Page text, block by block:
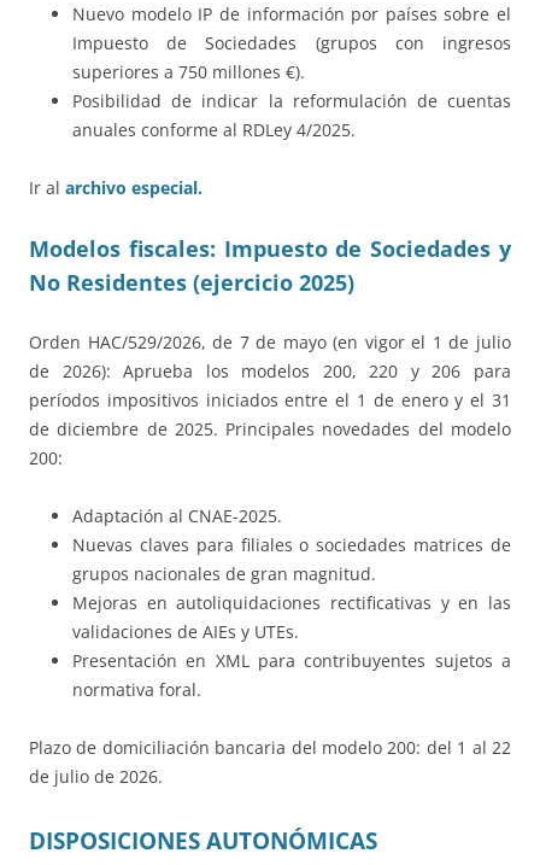
Nuevo modelo IP de información por países sobre el
Impuesto de Sociedades (grupos con ingresos
superiores a 750 millones €).
Posibilidad de indicar la reformulación de cuentas
anuales conforme al RDLey 4/2025.
Ir al archivo especial.
Modelos fiscales: Impuesto de Sociedades y
No Residentes (ejercicio 2025)
Orden HAC/529/2026, de 7 de mayo (en vigor el 1 de julio
de 2026): Aprueba los modelos 200, 220 y 206 para
períodos impositivos iniciados entre el 1 de enero y el 31
de diciembre de 2025. Principales novedades del modelo
200:
Adaptación al CNAE-2025.
Nuevas claves para filiales o sociedades matrices de
grupos nacionales de gran magnitud.
Mejoras en autoliquidaciones rectificativas y en las
validaciones de AIEs y UTEs.
Presentación en XML para contribuyentes sujetos a
normativa foral.
Plazo de domiciliación bancaria del modelo 200: del 1 al 22
de julio de 2026.
DISPOSICIONES AUTONÓMICAS